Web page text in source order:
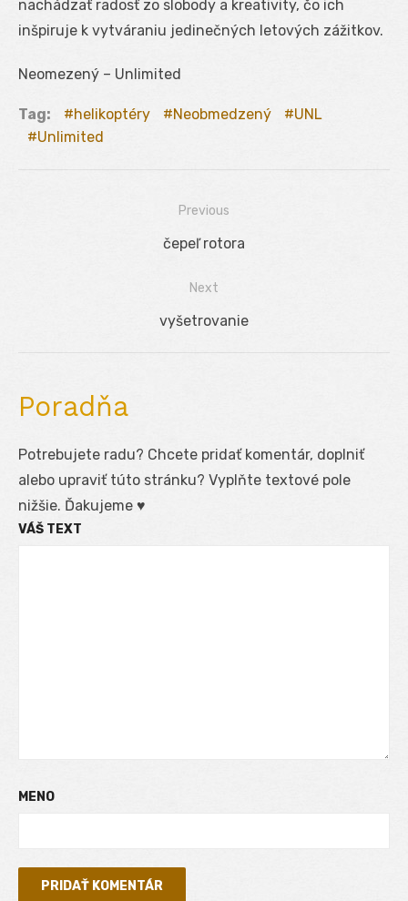
nachádzať radosť zo slobody a kreativity, čo ich
inšpiruje k vytváraniu jedinečných letových zážitkov.
Neomezený – Unlimited
Tag: helikoptéry Neobmedzený
UNL
Unlimited
Previous
Previous
čepeľ rotora
Next
Next
vyšetrovanie
Poradňa
Potrebujete radu? Chcete pridať komentár, doplniť
alebo upraviť túto stránku? Vyplňte textové pole
nižšie. Ďakujeme ♥
VÁŠ TEXT
MENO